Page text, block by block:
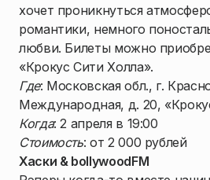
хочет проникнуться
романтики, немного
любви. Билеты можно
«Крокус Сити Холла».
Где: Московская обл., г.
Международная, д. 20,
Когда: 2 апреля в 19:00
Стоимость: от 2 000 рублей
Хаски & bollywoodFM